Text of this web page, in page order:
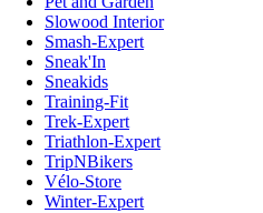
Slowood Interior
Smash-Expert
Sneak'In
Sneakids
Training-Fit
Trek-Expert
Triathlon-Expert
TripNBikers
Vélo-Store
Winter-Expert